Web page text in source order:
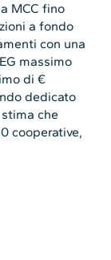
MCC fino
a fondo
con una
massimo
di €
dedicato
che
cooperative,